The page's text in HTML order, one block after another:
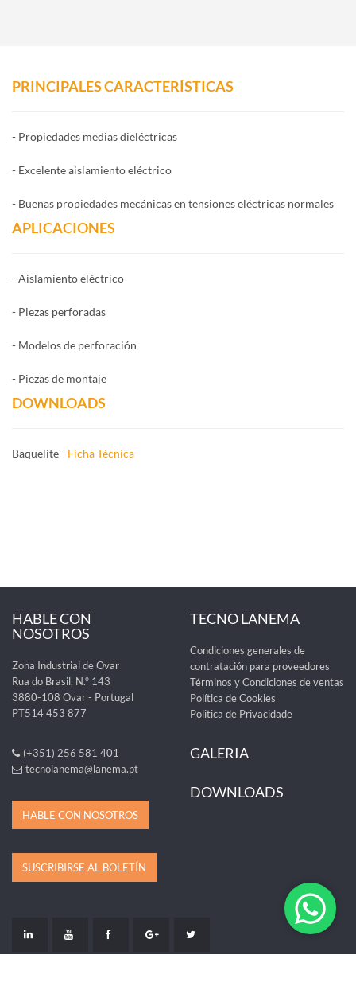
PRINCIPALES CARACTERÍSTICAS
- Propiedades medias dieléctricas
- Excelente aislamiento eléctrico
- Buenas propiedades mecánicas en tensiones eléctricas normales
APLICACIONES
- Aislamiento eléctrico
- Piezas perforadas
- Modelos de perforación
- Piezas de montaje
DOWNLOADS
Baquelite - Ficha Técnica
HABLE CON
NOSOTROS
Zona Industrial de Ovar
Rua do Brasil, N.º 143
3880-108 Ovar - Portugal
PT514 453 877
(+351) 256 581 401
tecnolanema@lanema.pt
HABLE CON NOSOTROS
TECNO LANEMA
Condiciones generales de
contratación para proveedores
Términos y Condiciones de ventas
Política de Cookies
Politica de Privacidade
GALERIA
DOWNLOADS
SUSCRIBIRSE AL BOLETÍN